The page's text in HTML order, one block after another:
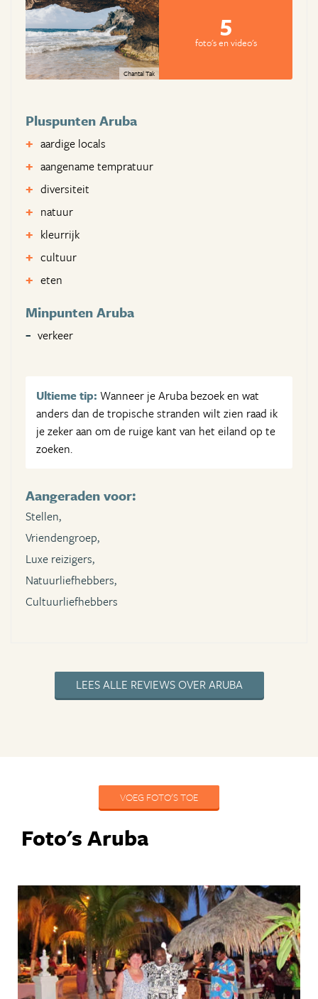
Chantal Tak
5
foto's en video's
Pluspunten Aruba
aardige locals
aangename tempratuur
diversiteit
natuur
kleurrijk
cultuur
eten
Minpunten Aruba
verkeer
Ultieme tip: Wanneer je Aruba bezoek en wat
anders dan de tropische stranden wilt zien raad ik
je zeker aan om de ruige kant van het eiland op te
zoeken.
Aangeraden voor:
Stellen,
Vriendengroep,
Luxe reizigers,
Natuurliefhebbers,
Cultuurliefhebbers
LEES ALLE REVIEWS OVER ARUBA
VOEG FOTO'S TOE
Foto's Aruba